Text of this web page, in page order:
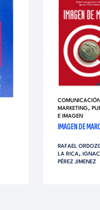
COMUNICACIÓN
MARKETING,
E IMAGEN
IMAGEN DE
RAFAEL
LA RICA,
PÉREZ JIMENEZ